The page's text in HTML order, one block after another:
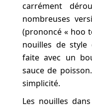
carrément
nombreuses
(prononcé « hoo
nouilles de style
faite avec un
sauce de
simplicité.
Les nouilles